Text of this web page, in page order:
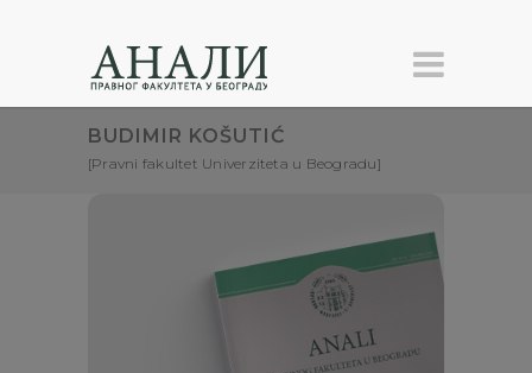
BUDIMIR KOŠUTIĆ
[Pravni fakultet Univerziteta u Beogradu]